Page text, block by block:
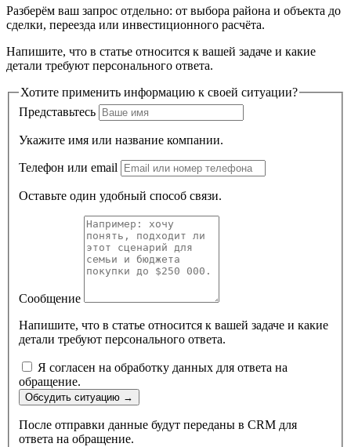
Разберём ваш запрос отдельно: от выбора района и объекта до
сделки, переезда или инвестиционного расчёта.
Напишите, что в статье относится к вашей задаче и какие
детали требуют персонального ответа.
Хотите применить информацию к своей ситуации?
Представьтесь
Укажите имя или название компании.
Телефон или email
Оставьте один удобный способ связи.
Сообщение
Напишите, что в статье относится к вашей задаче и какие
детали требуют персонального ответа.
Я согласен на обработку данных для ответа на
обращение.
Обсудить ситуацию →
После отправки данные будут переданы в CRM для
ответа на обращение.